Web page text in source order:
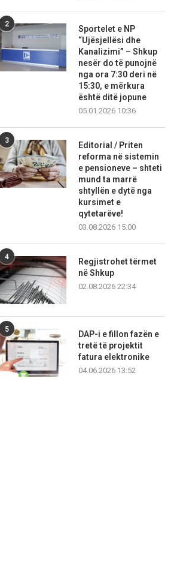
2
Sportelet e NP
“Ujësjellësi dhe
Kanalizimi” – Shkup
nesër do të punojnë
nga ora 7:30 deri në
15:30, e mërkura
është ditë jopune
05.01.2026 10:36
3
Editorial / Priten
reforma në sistemin
e pensioneve – shteti
mund ta marrë
shtyllën e dytë nga
kursimet e
qytetarëve!
03.08.2026 15:00
4
Regjistrohet tërmet
në Shkup
02.08.2026 22:34
5
DAP-i e fillon fazën e
tretë të projektit
fatura elektronike
04.06.2026 13:52